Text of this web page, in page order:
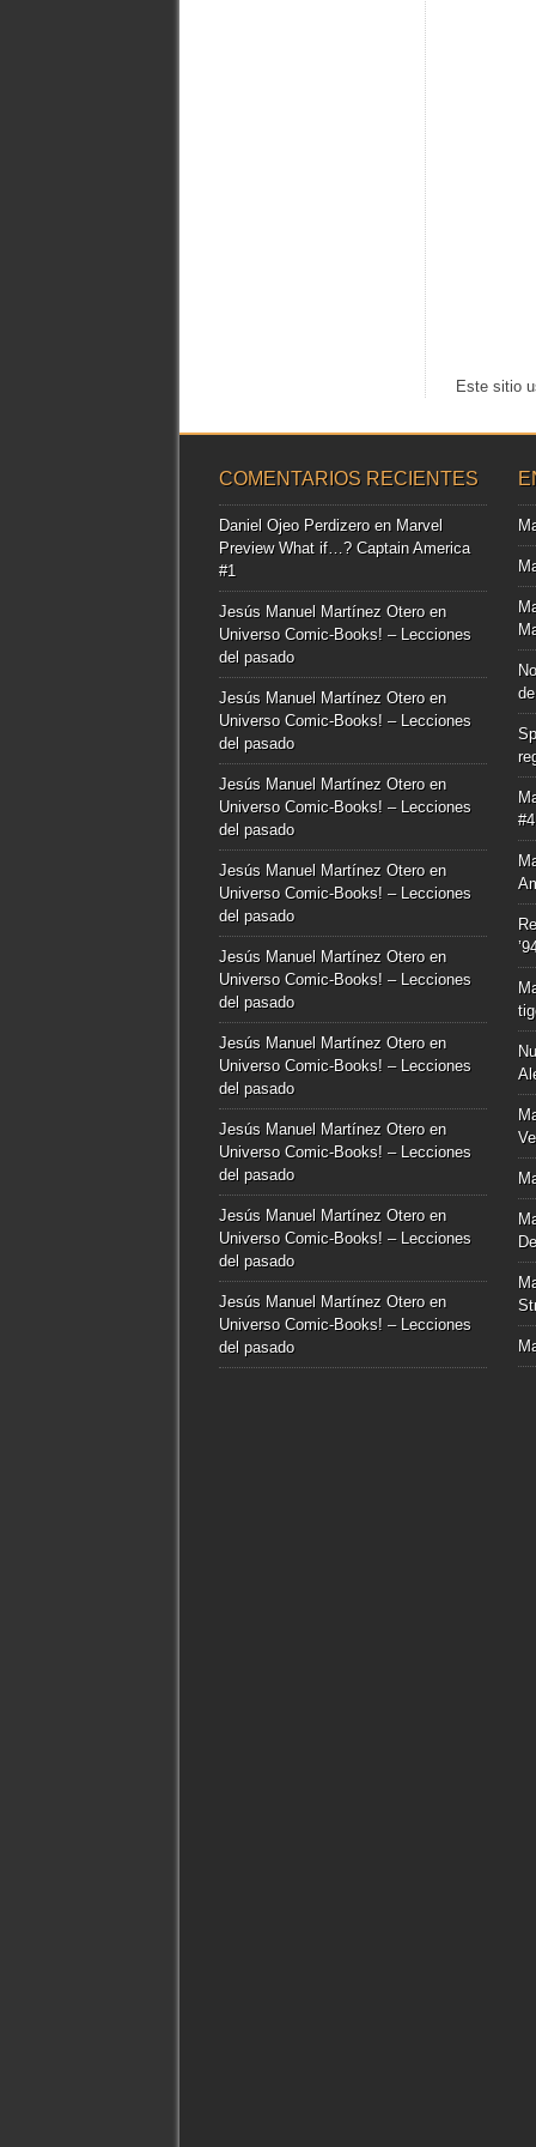
Este sitio
COMENTARIOS RECIENTES
Daniel Ojeo Perdizeroen Marvel
Preview What if…? Captain America
#1
Jesús Manuel Martínez Oteroen
Universo Comic-Books! – Lecciones
del pasado
Jesús Manuel Martínez Oteroen
Universo Comic-Books! – Lecciones
del pasado
Jesús Manuel Martínez Oteroen
Universo Comic-Books! – Lecciones
del pasado
Jesús Manuel Martínez Oteroen
Universo Comic-Books! – Lecciones
del pasado
Jesús Manuel Martínez Oteroen
Universo Comic-Books! – Lecciones
del pasado
Jesús Manuel Martínez Oteroen
Universo Comic-Books! – Lecciones
del pasado
Jesús Manuel Martínez Oteroen
Universo Comic-Books! – Lecciones
del pasado
Jesús Manuel Martínez Oteroen
Universo Comic-Books! – Lecciones
del pasado
Jesús Manuel Martínez Oteroen
Universo Comic-Books! – Lecciones
del pasado
#4